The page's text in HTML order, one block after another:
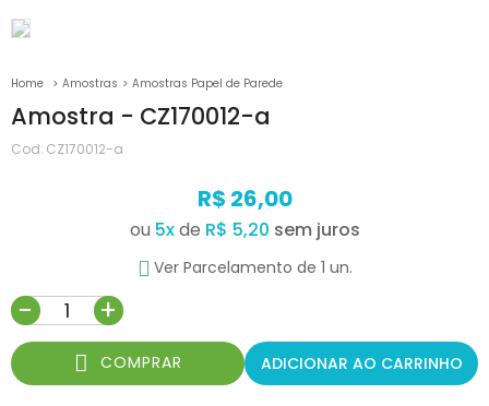
Amostras Amostras Papel de Parede
Amostra - CZ170012-a
Cod: CZ170012-a
R$ 26,00
ou 5xde R$ 5,20
Ver Parcelamento de 1 un.
- +
COMPRAR ADICIONAR AO CARRINHO